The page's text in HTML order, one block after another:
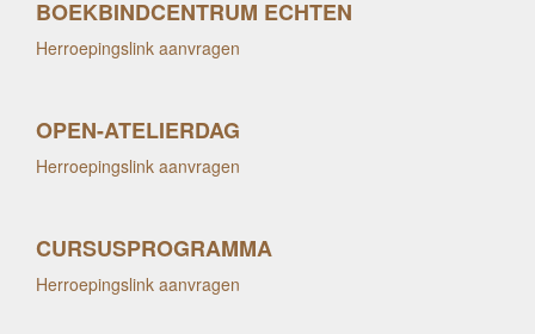
BOEKBINDCENTRUM ECHTEN
Herroepingslink aanvragen
OPEN-ATELIERDAG
Herroepingslink aanvragen
CURSUSPROGRAMMA
Herroepingslink aanvragen